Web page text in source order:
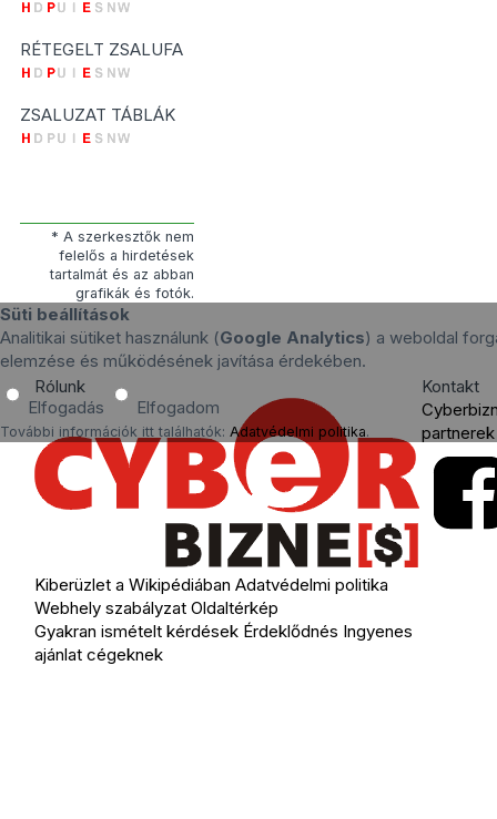
RÉTEGELT ZSALUFA
ZSALUZAT TÁBLÁK
* A szerkesztők nem
felelős a hirdetések
tartalmát és az abban
grafikák és fotók.
Süti beállítások
Analitikai sütiket használunk (Google Analytics) a weboldal
elemzése és működésének javítása érdekében.
Elfogadás Elfogadom
További információk itt találhatók: Adatvédelmi politika.
Rólunk
Kiberüzlet a Wikipédiában Adatvédelmi politika
Webhely szabályzat Oldaltérkép
Gyakran ismételt kérdések Érdeklődnés Ingyenes
ajánlat cégeknek
Kontakt
partnerek